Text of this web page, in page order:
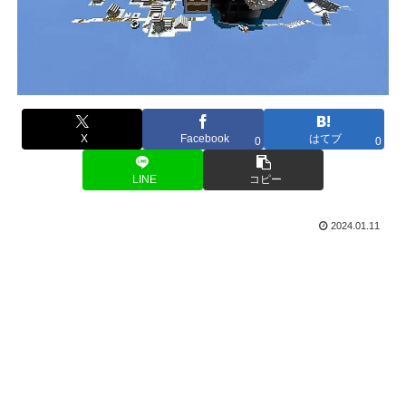
X Facebook 0 はてブ 0
LINE コピー
2024.01.11